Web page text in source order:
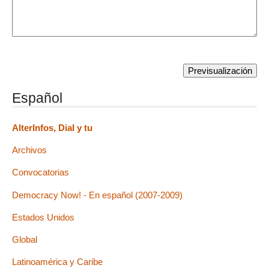
Español
AlterInfos, Dial y tu
Archivos
Convocatorias
Democracy Now! - En español (2007-2009)
Estados Unidos
Global
Latinoamérica y Caribe